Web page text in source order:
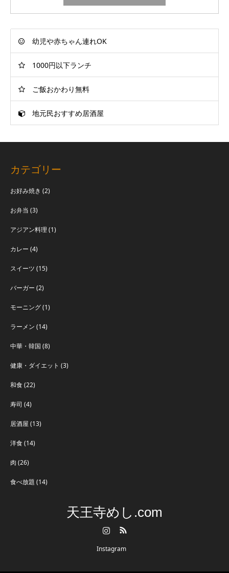
幼児や赤ちゃん連れOK
1000円以下ランチ
ご飯おかわり無料
地元民おすすめ居酒屋
カテゴリー
お好み焼き (2)
お弁当 (3)
アジアン料理 (1)
カレー (4)
スイーツ (15)
バーガー (2)
モーニング(1)
ラーメン (14)
中華・韓国 (8)
健康・ダイエット (3)
和食(22)
寿司 (4)
居酒屋 (13)
洋食(14)
肉 (26)
食べ放題 (14)
天王寺めし.com
Instagram